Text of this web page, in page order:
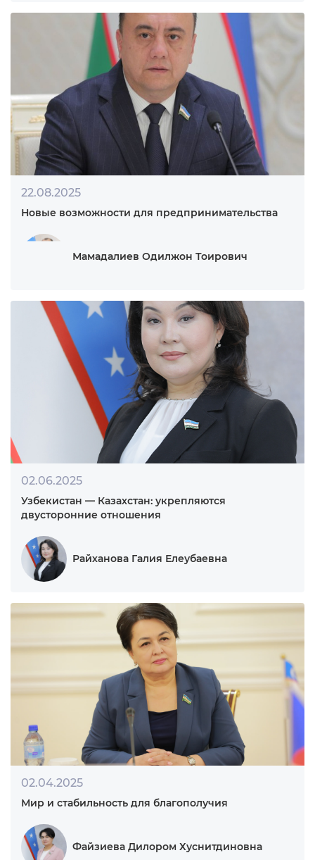
22.11.2025
«Наша сила — в единстве, наш путь к успеху — в
дружбе и сотрудничестве»
29.08.2025
Внимание к человеку, возвеличивание его чести
и достоинства
22.08.2025
Новые возможности для предпринимательства